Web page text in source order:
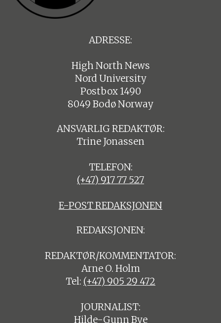
ADRESSE:
High North News
Nord University
Postbox 1490
8049 Bodø Norway
ANSVARLIG REDAKTØR:
Trine Jonassen
TELEFON:
(+47) 917 77 527
E-POST REDAKSJONEN
REDAKSJONEN:
REDAKTØR/KOMMENTATOR:
Arne O. Holm
Tel: (+47) 905 29 472
JOURNALIST:
Hilde-Gunn Bye